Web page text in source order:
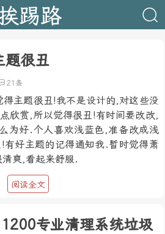
踢路
题很丑
21条
主题很丑!我不是设计的,对这些没
欣赏,所以觉得很丑!有时间要改改,
为好.个人喜欢浅蓝色,准备改成浅
好主题的记得通知我.暂时觉得萧
爽,看起来舒服.
阅读全文
专业清理系统垃圾